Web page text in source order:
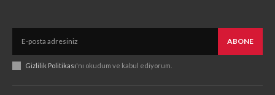
ABONE
Gizlilik Politikası'nı okudum ve kabul ediyorum.